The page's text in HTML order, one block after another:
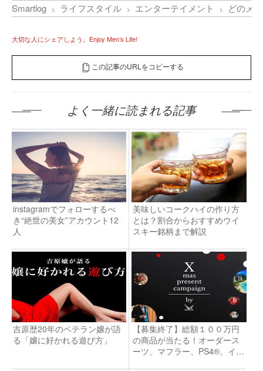
Smartlog ライフスタイル エンターテイメント どのメ
大切な人にシェアしよう。Enjoy Men’s Life!
この記事のURLをコピーする
よく一緒に読まれる記事
instagramでフォローするべ
き“絶世の美女”アカウント12
人
美味しいコークハイの作り方
とは？割合からおすすめウイ
スキー銘柄まで解説
吉原歴20年のベテラン嬢が語
る「嬢に好かれる遊び方」
【募集終了】総額１００万円
の商品が当たる！オーダース
ーツ、マフラー、PS4®、イヤ